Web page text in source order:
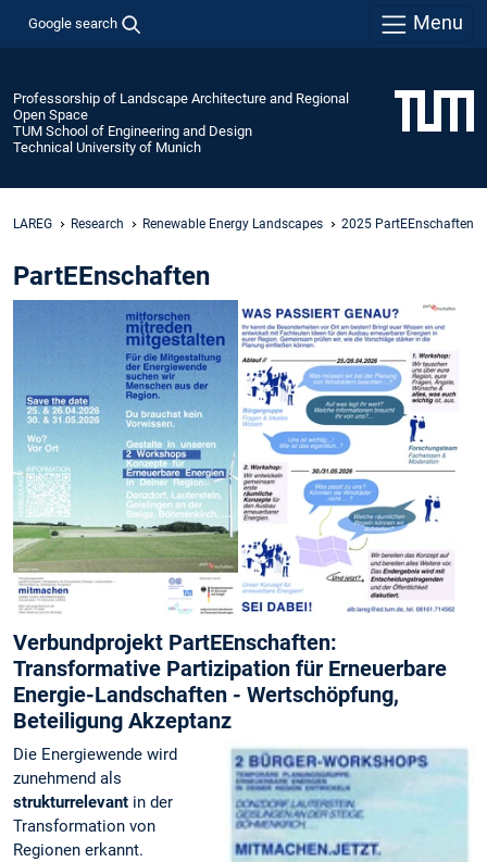
Google search Menu
Professorship of Landscape Architecture and Regional
Open Space
TUM School of Engineering and Design
Technical University of Munich
LAREG Research Renewable Energy Landscapes 2025 PartEEnschaften
PartEEnschaften
Verbundprojekt PartEEnschaften:
Transformative Partizipation für Erneuerbare
Energie-Landschaften - Wertschöpfung,
Beteiligung Akzeptanz
Die Energiewende wird
zunehmend als
strukturrelevant in der
Transformation von
Regionen erkannt.